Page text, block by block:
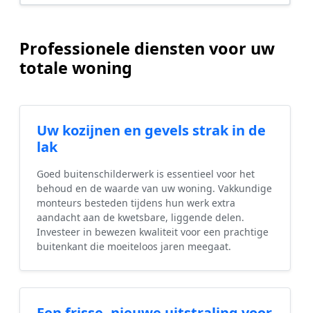
Professionele diensten voor uw
totale woning
Uw kozijnen en gevels strak in de
lak
Goed buitenschilderwerk is essentieel voor het
behoud en de waarde van uw woning. Vakkundige
monteurs besteden tijdens hun werk extra
aandacht aan de kwetsbare, liggende delen.
Investeer in bewezen kwaliteit voor een prachtige
buitenkant die moeiteloos jaren meegaat.